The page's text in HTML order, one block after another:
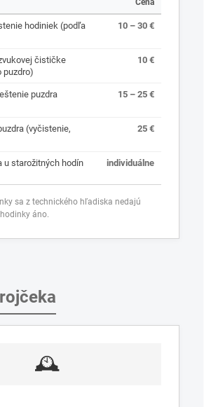
Cena
hodiniek (podľa
10 – 30 €
čističke
puzdro)
10 €
puzdra
15 – 25 €
(vyčistenie,
25 €
u starožitných hodín individuálne
sa z technického hľadiska nedajú
áno.
🕰️